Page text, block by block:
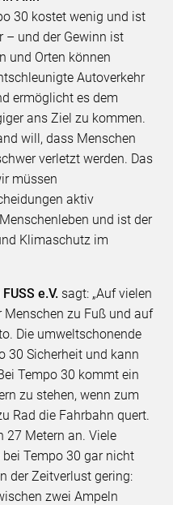
30 kostet wenig und ist
– und der Gewinn ist
und Orten können
Autoverkehr
ermöglicht es dem
ans Ziel zu kommen.
will, dass Menschen
verletzt werden. Das
müssen
aktiv
und ist der
Klimaschutz im
e.V. sagt: „Auf vielen
zu Fuß und auf
Die umweltschonende
30 Sicherheit und kann
Tempo 30 kommt ein
zu stehen, wenn zum
Rad die Fahrbahn quert.
27 Metern an. Viele
Tempo 30 gar nicht
der Zeitverlust gering:
zwei Ampeln